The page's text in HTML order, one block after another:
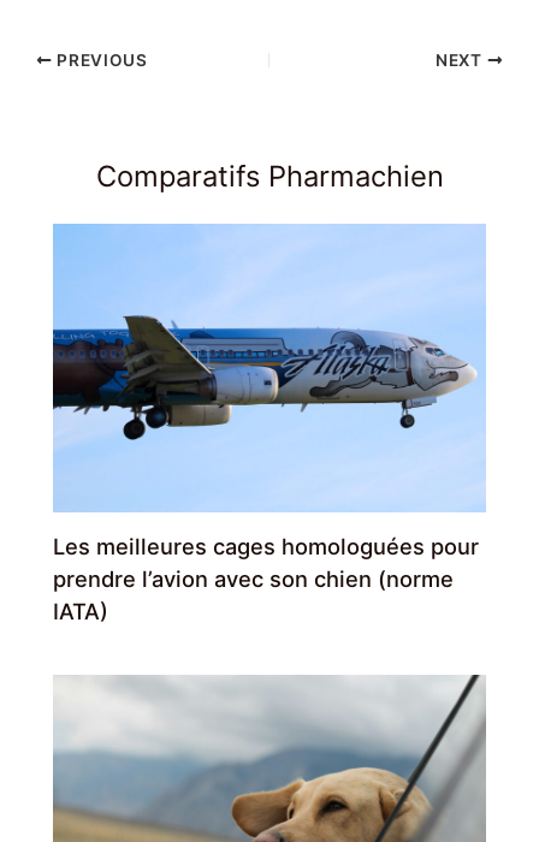
PREVIOUS NEXT
Comparatifs Pharmachien
Les meilleures cages homologuées pour
prendre l’avion avec son chien (norme
IATA)